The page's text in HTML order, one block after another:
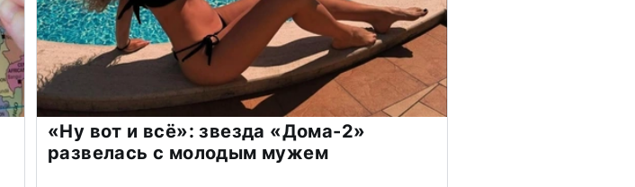
«Ну вот и всё»: звезда «Дома-2»
развелась с молодым мужем